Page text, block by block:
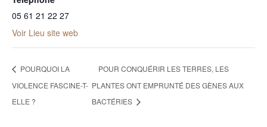
05 61 21 22 27
Voir Lieu site web
POURQUOI LA
VIOLENCE FASCINE-T-
ELLE ?
POUR CONQUÉRIR LES TERRES, LES
PLANTES ONT EMPRUNTÉ DES GÈNES AUX
BACTÉRIES